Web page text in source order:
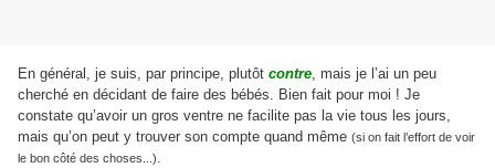
En général, je suis, par principe, plutôt contre, mais je l’ai un peu
cherché en décidant de faire des bébés. Bien fait pour moi ! Je
constate qu’avoir un gros ventre ne facilite pas la vie tous les jours,
mais qu’on peut y trouver son compte quand même (si on fait l’effort de voir
le bon côté des choses...).